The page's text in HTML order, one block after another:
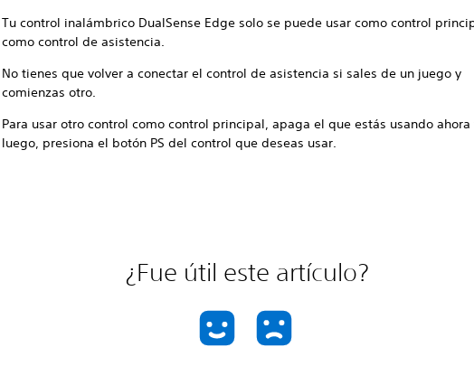
Tu control inalámbrico DualSense Edge solo se puede usar como control
como control de asistencia.
No tienes que volver a conectar el control de asistencia si sales de un juego y
comienzas otro.
Para usar otro control como control principal, apaga el que estás usando ahora
luego, presiona el botón PS del control que deseas usar.
¿Fue útil este artículo?